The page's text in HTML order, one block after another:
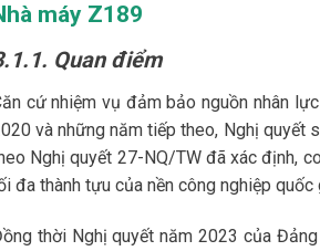
máy Z189
Quan điểm
cứ nhiệm vụ đảm bảo nguồn nhân
và những năm tiếp theo, Nghị quyết
Nghị quyết 27-NQ/TW đã xác định,
đa thành tựu của nền công nghiệp
thời Nghị quyết năm 2023 của